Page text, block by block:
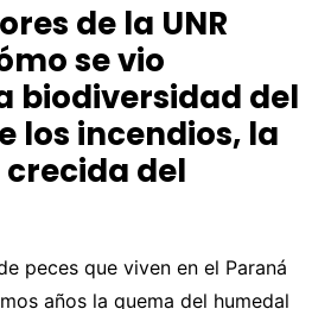
de la UNR
se vio
biodiversidad del
los incendios, la
del
peces que viven en el Paraná
años la quema del humedal